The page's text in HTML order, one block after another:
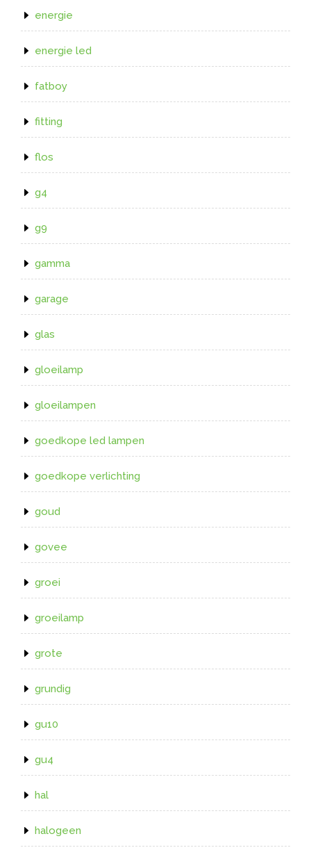
energie
energie led
fatboy
fitting
flos
g4
g9
gamma
garage
glas
gloeilamp
gloeilampen
goedkope led lampen
goedkope verlichting
goud
govee
groei
groeilamp
grote
grundig
gu10
gu4
hal
halogeen